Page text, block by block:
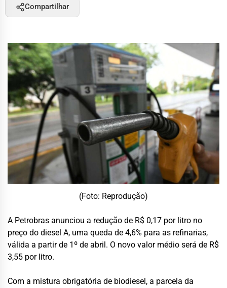
Compartilhar
(Foto: Reprodução)
A Petrobras anunciou a redução de R$ 0,17 por litro no
preço do diesel A, uma queda de 4,6% para as refinarias,
válida a partir de 1º de abril. O novo valor médio será de R$
3,55 por litro.
Com a mistura obrigatória de biodiesel, a parcela da